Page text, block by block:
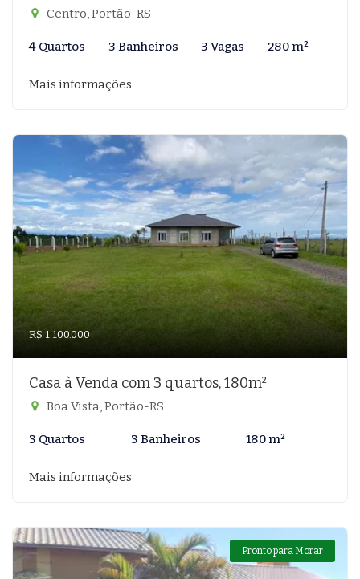
Centro, Portão-RS
4 Quartos 3 Banheiros 3 Vagas 280 m²
Mais informações
R$ 1.100.000
Casa à Venda com 3 quartos, 180m²
Boa Vista, Portão-RS
3 Quartos 3 Banheiros 180 m²
Mais informações
Pronto para Morar